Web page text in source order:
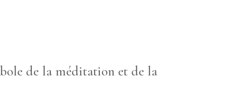
de la méditation et de la